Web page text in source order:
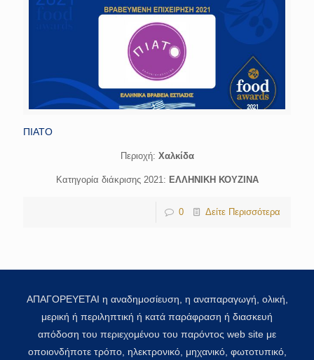
ΠΙΑΤΟ
Περιοχή: Χαλκίδα
Κατηγορία διάκρισης 2021: ΕΛΛΗΝΙΚΗ ΚΟΥΖΙΝΑ
0 Δείτε Περισσότερα
ΑΠΑΓΟΡΕΥΕΤΑΙ η αναδημοσίευση, η αναπαραγωγή, ολική,
μερική ή περιληπτική ή κατά παράφραση ή διασκευή
απόδοση του περιεχομένου του παρόντος web site με
οποιονδήποτε τρόπο, ηλεκτρονικό, μηχανικό, φωτοτυπικό,